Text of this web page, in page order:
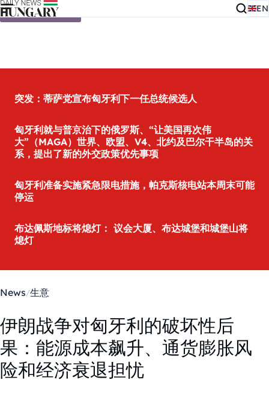
Skip to content EN
突发：蒂萨党宣布匈牙利下一任总统候选人
匈牙利就与普京治下的俄罗斯、“让美国再次伟
大”（MAGA）世界、欧盟、V4、北约及巴尔干半岛的关
系，提出了新的外交政策优先事项
匈牙利准备实施紧急限电措施，帕克斯核电站本周末可能
停运
布达佩斯地标将熄灯： 议会大厦、布达城堡和城堡山将
熄灯
News 生意
伊朗战争对匈牙利的破坏性后
果：能源成本飙升、通货膨胀风
险和经济衰退担忧